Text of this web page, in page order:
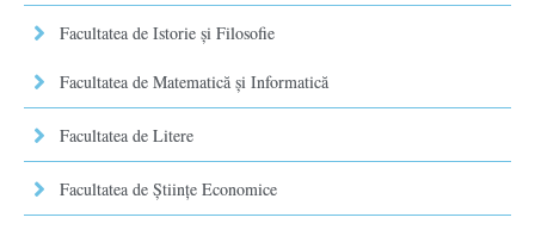
Facultatea de Istorie şi Filosofie
Facultatea de Matematică şi Informatică
Facultatea de Litere
Facultatea de Științe Economice